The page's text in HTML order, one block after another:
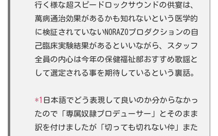
行く様な超スピードロックサウンドの供宴は、
萬病通治効果があるかも知れないという医学的
に検証されていないNORAZOプロダクションの自
己臨床実験結果があるといいながら、スタッフ
全員の内心は今年の保健福祉部おすすめ歌謡と
して選定される事を期待しているという裏話。
*1 日本語でどう表現して良いのか分からなかっ
たので「専属奴隷プロデューサー」とそのまま
訳を付けましたが「切っても切れない仲」また